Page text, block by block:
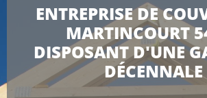
ENTREPRISE DE
MARTINCOURT
DISPOSANT D'UNE
DÉCENNALE